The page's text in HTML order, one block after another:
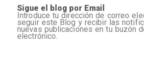
Sigue el blog por Email
Introduce tu dirección de correo
seguir este Blog y recibir las
nuevas publicaciones en tu buzón
electrónico.